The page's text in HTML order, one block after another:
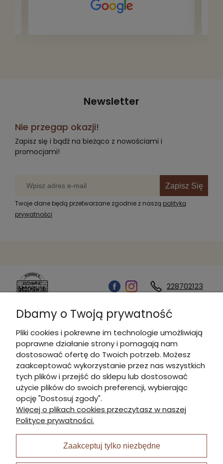
bank 🙂
Newsletter
Nie przegap okazji!
Zapisz się i bądź na bieżąco z nowościami i
promocjami!
Zapisz Się
Twoje dane będą przetwarzane zgodnie z naszą polityką
prywatności
228702123
Kontakt
Informacje
Płatności i dostawa
Moje konto
I Nagroda w plabiscycie:
Dbamy o Twoją prywatność
Pliki cookies i pokrewne im technologie umożliwiają
poprawne działanie strony i pomagają nam
dostosować ofertę do Twoich potrzeb. Możesz
zaakceptować wykorzystanie przez nas wszystkich
tych plików i przejść do sklepu lub dostosować
użycie plików do swoich preferencji, wybierając
opcję "Dostosuj zgody".
Więcej o plikach cookies przeczytasz w naszej
Polityce prywatności.
Zaakceptuj tylko niezbędne